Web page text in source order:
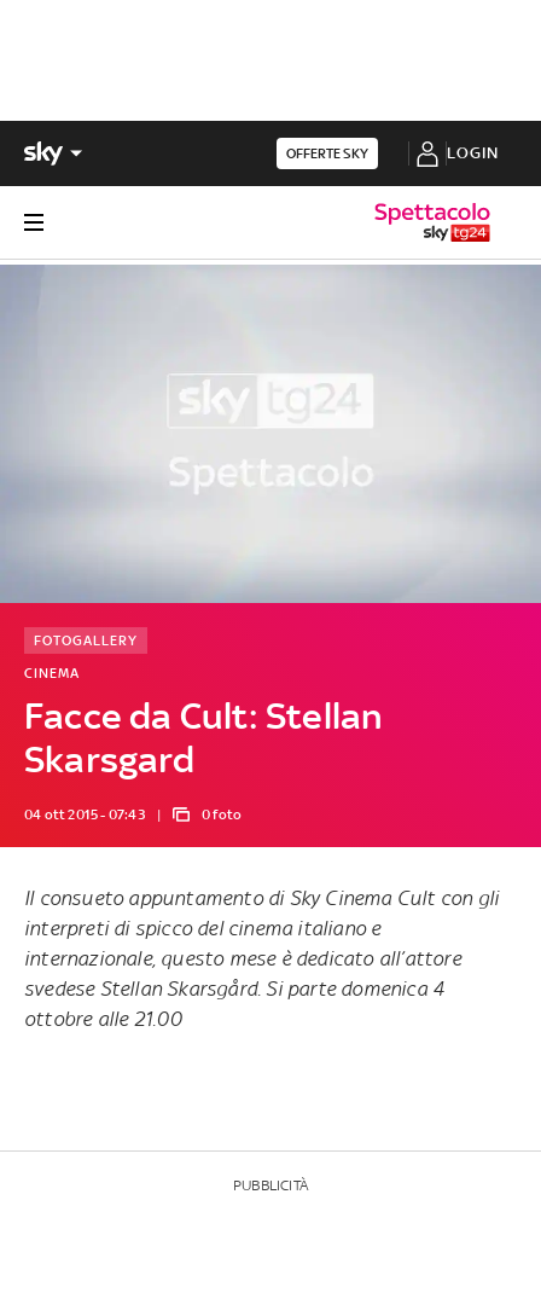
OFFERTE SKY LOGIN
Facce da Cult: Stellan
Skarsgard
CINEMA
FOTOGALLERY
04 ott 2015 - 07:43 0 foto
Il consueto appuntamento di Sky Cinema Cult con gli
interpreti di spicco del cinema italiano e
internazionale, questo mese è dedicato all’attore
svedese Stellan Skarsgård. Si parte domenica 4
ottobre alle 21.00
PUBBLICITÀ